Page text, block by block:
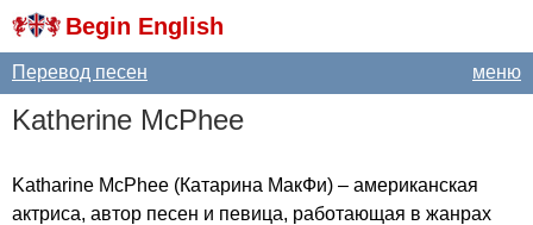
Begin English
меню
Перевод песен
Katherine McPhee
Katharine McPhee (Катарина МакФи) – американская
актриса, автор песен и певица, работающая в жанрах